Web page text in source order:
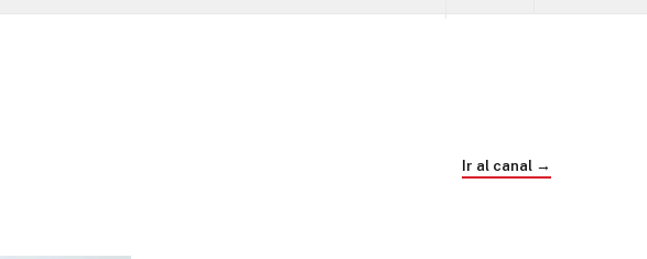
Ir al canal →